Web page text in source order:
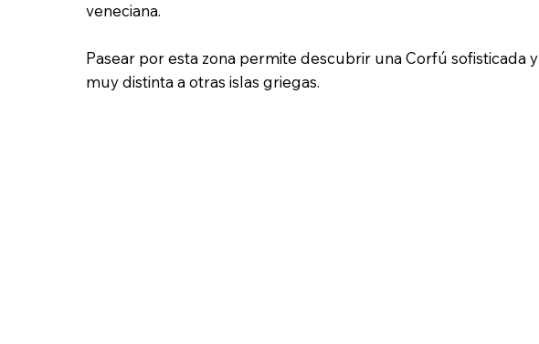
veneciana.
Pasear por esta zona permite descubrir una Corfú sofisticada y
muy distinta a otras islas griegas.